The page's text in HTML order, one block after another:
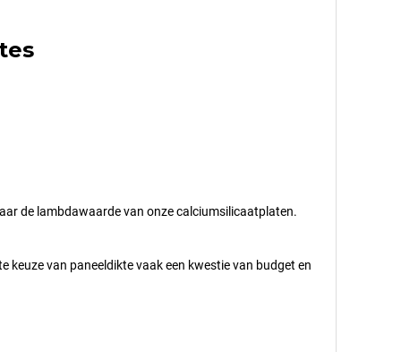
de lambdawaarde van onze calciumsilicaatplaten.
keuze van paneeldikte vaak een kwestie van budget en